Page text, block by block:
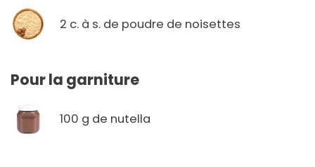
2 c. à s. de poudre de noisettes
Pour la garniture
100 g de nutella